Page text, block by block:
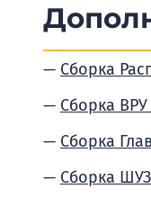
Сборка
Сборка
Сборка
Сборка